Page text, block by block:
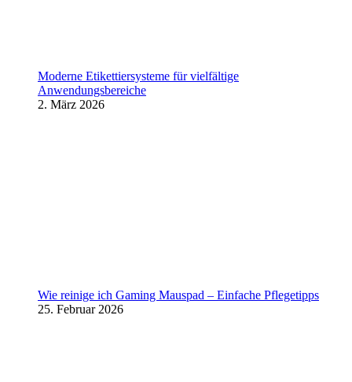
Moderne Etikettiersysteme für vielfältige
Anwendungsbereiche
2. März 2026
Wie reinige ich Gaming Mauspad – Einfache Pflegetipps
25. Februar 2026